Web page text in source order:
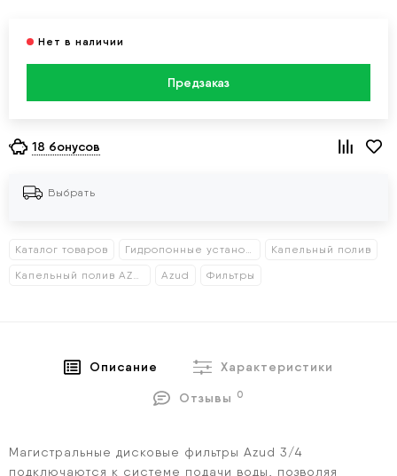
Предзаказ
18 бонусов
Выбрать
Каталог товаров Гидропонные установки Капельный полив
Капельный полив AZUD Azud Фильтры
Описание
Характеристики
Отзывы
0
Магистральные дисковые фильтры Azud 3/4
подключаются к системе подачи воды, позволяя